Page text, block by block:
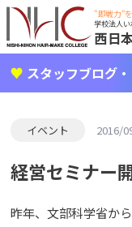
"即戦力"
学校法人
西日
スタッフブログ
イベント 2016/
経営セミナー
昨年、文部科学省か